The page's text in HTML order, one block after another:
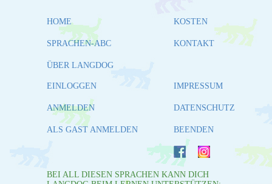
HOME
SPRACHEN-ABC
ÜBER LANGDOG
KOSTEN
KONTAKT
EINLOGGEN
ANMELDEN
ALS GAST ANMELDEN
IMPRESSUM
DATENSCHUTZ
BEENDEN
BEI ALL DIESEN SPRACHEN KANN DICH